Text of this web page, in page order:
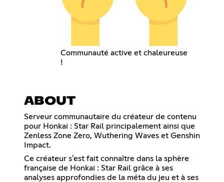
Communauté active et chaleureuse
!
ABOUT
Serveur communautaire du créateur de contenu
pour Honkai : Star Rail principalement ainsi que
Zenless Zone Zero, Wuthering Waves et Genshin
Impact.
Ce créateur s'est fait connaître dans la sphère
française de Honkai : Star Rail grâce à ses
analyses approfondies de la méta du jeu et à ses